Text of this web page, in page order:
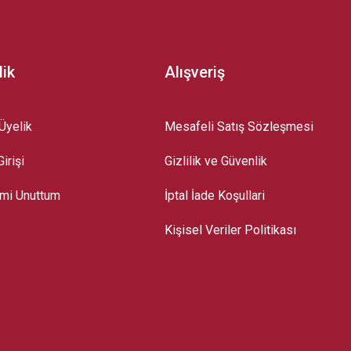
Unuttum
Alışveriş
Mesafeli Satış Sözleşmesi
Gizlilik ve Güvenlik
İptal İade Koşullari
Kişisel Veriler Politikası